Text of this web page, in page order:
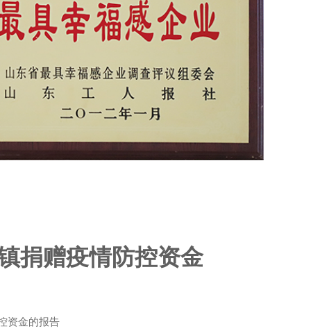
捐赠疫情防控资金
资金的报告